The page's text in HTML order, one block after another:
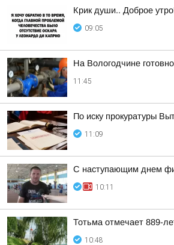
Крик души.. Доброе
09:05
На Вологодчине
11:45
По иску прокуратуры
11:09
С наступающим днем
10:11
Тотьма отмечает 889-
10:48